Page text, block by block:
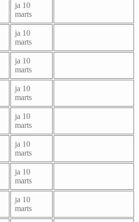
ja 10
marts
ja 10
marts
ja 10
marts
ja 10
marts
ja 10
marts
ja 10
marts
ja 10
marts
ja 10
marts